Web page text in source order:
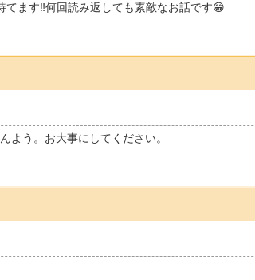
てます‼️何回読み返しても素敵なお話です😁
よう。お大事にしてください。